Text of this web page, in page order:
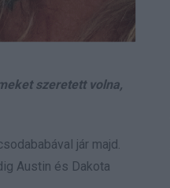
szeretett volna,
jár majd.
Austin és Dakota